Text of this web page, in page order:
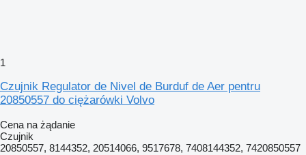
1
Czujnik Regulator de Nivel de Burduf de Aer pentru
20850557 do ciężarówki Volvo
Cena na żądanie
Czujnik
20850557, 8144352, 20514066, 9517678, 7408144352, 7420850557